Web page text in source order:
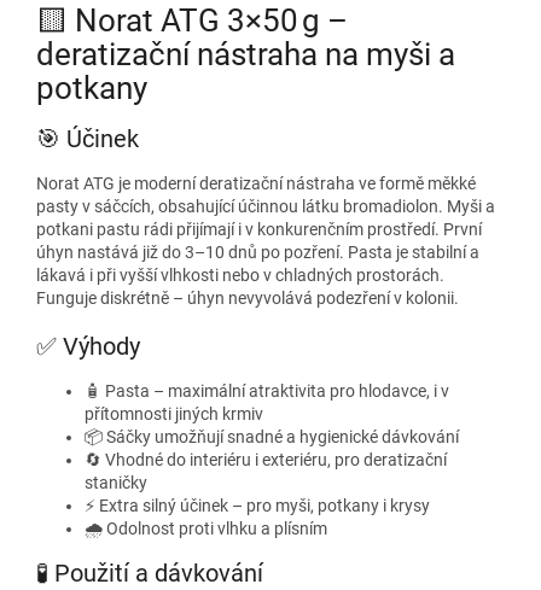
🟨 Norat ATG 3×50 g –
deratizační nástraha na myši a
potkany
🎯 Účinek
Norat ATG je moderní deratizační nástraha ve formě měkké
pasty v sáčcích, obsahující účinnou látku bromadiolon. Myši a
potkani pastu rádi přijímají i v konkurenčním prostředí. První
úhyn nastává již do 3–10 dnů po pozření. Pasta je stabilní a
lákavá i při vyšší vlhkosti nebo v chladných prostorách.
Funguje diskrétně – úhyn nevyvolává podezření v kolonii.
✅ Výhody
🧴 Pasta – maximální atraktivita pro hlodavce, i v
přítomnosti jiných krmiv
📦 Sáčky umožňují snadné a hygienické dávkování
🔄 Vhodné do interiéru i exteriéru, pro deratizační
staničky
⚡ Extra silný účinek – pro myši, potkany i krysy
🌧️ Odolnost proti vlhku a plísním
🧪 Použití a dávkování